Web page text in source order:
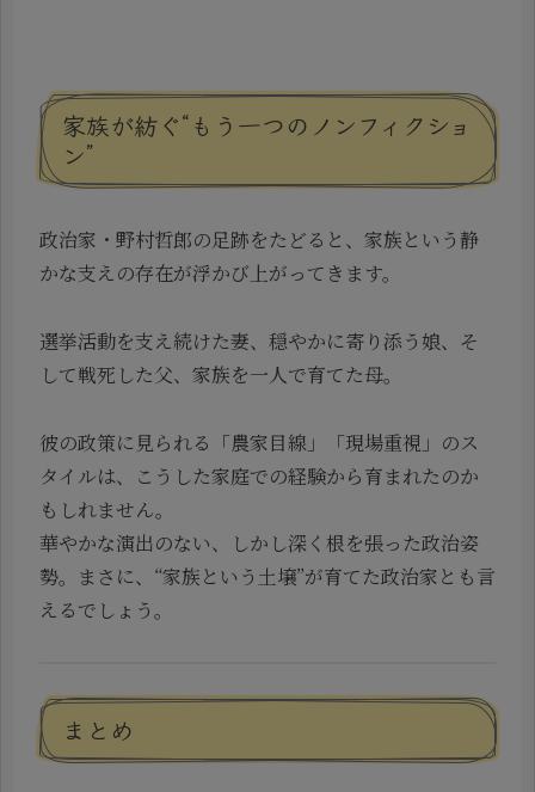
家族が紡ぐ“もう一つのノンフィクショ
ン”
政治家・野村哲郎の足跡をたどると、家族という静
かな支えの存在が浮かび上がってきます。
選挙活動を支え続けた妻、穏やかに寄り添う娘、そ
して戦死した父、家族を一人で育てた母。
彼の政策に見られる「農家目線」「現場重視」のス
タイルは、こうした家庭での経験から育まれたのか
もしれません。
華やかな演出のない、しかし深く根を張った政治姿
勢。まさに、“家族という土壌”が育てた政治家とも言
えるでしょう。
まとめ